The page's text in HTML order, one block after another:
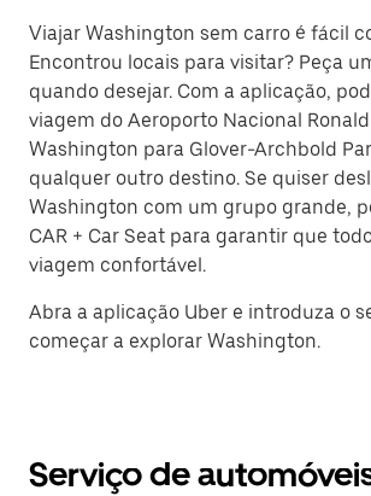
Viajar Washington sem carro é fácil
Encontrou locais para visitar? Peça
quando desejar. Com a aplicação,
viagem do Aeroporto Nacional
Washington para Glover-Archbold
qualquer outro destino. Se quiser
Washington com um grupo grande,
CAR + Car Seat para garantir que
viagem confortável.
Abra a aplicação Uber e introduza o
começar a explorar Washington.
Serviço de